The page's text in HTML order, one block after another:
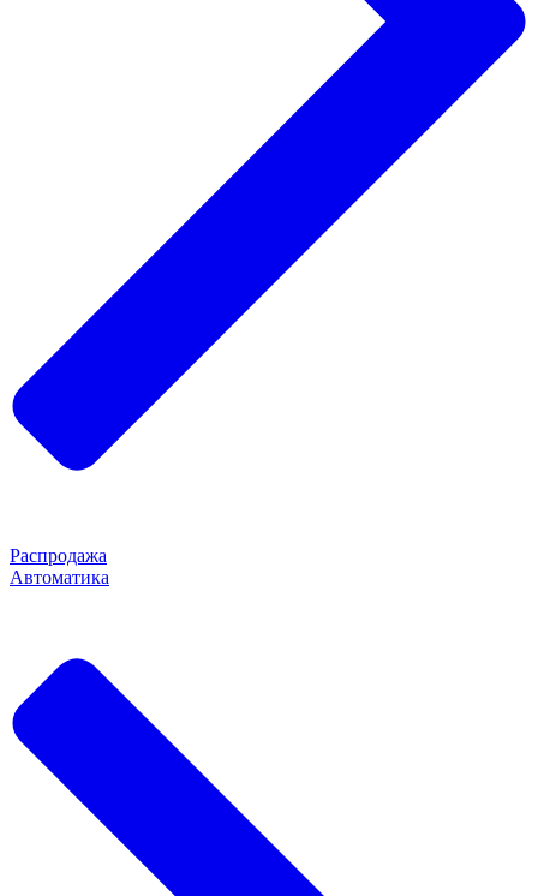
Распродажа
Автоматика